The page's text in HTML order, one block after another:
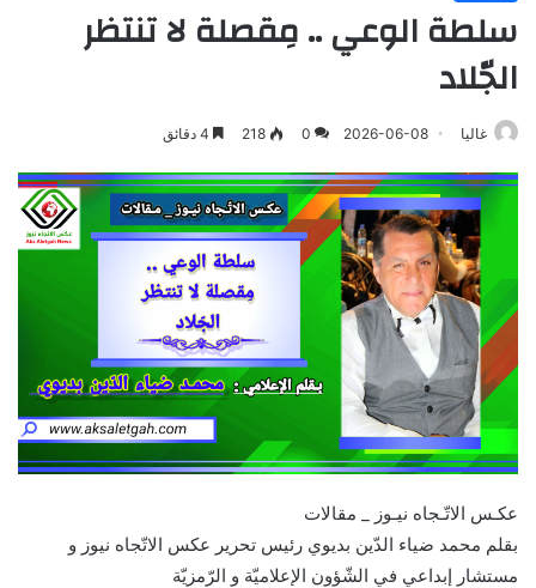
سلطة الوعي .. مِقصلة لا تنتظر
الجّلاد
غاليا 2026-06-08
0
218
عكـس الاتّـجاه نيـوز _ مقالات
بقلم محمد ضياء الدّين بديوي رئيس تحرير عكس الاتّجاه نيوز و
مستشار إبداعي في الشّؤون الإعلاميّة و الرّمزيّة